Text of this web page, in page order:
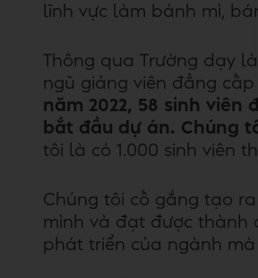
lĩnh vực làm bánh mì,
Thông qua Trường dạy
ngũ giảng viên đẳng
năm 2022, 58 sinh
bắt đầu dự án. Chúng
tôi là có 1.000 sinh viên
Chúng tôi cố gắng tạo
mình và đạt được thành
phát triển của ngành